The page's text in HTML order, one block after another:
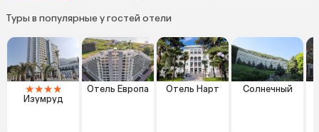
Туры в популярные у гостей отели
★★★★
Изумруд
Отель Европа Отель Нарт
Солнечный